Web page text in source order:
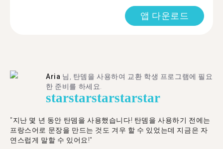
앱 다운로드
Aria 님, 탄뎀을 사용하여 교환 학생 프로그램에 필요
한 준비를 하세요.
starstarstarstarstar
"​​지난 몇 년 동안 탄뎀을 사용했습니다! 탄뎀을 사용하기 전에는
프랑스어로 문장을 만드는 것도 겨우 할 수 있었는데 지금은 자
연스럽게 말할 수 있어요!"